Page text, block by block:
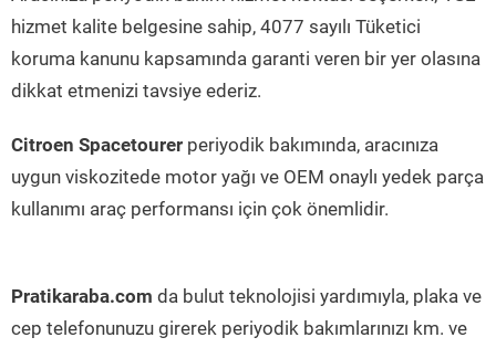
hizmet kalite belgesine sahip, 4077 sayılı Tüketici
koruma kanunu kapsamında garanti veren bir yer olasına
dikkat etmenizi tavsiye ederiz.
Citroen Spacetourer periyodik bakımında, aracınıza
uygun viskozitede motor yağı ve OEM onaylı yedek parça
kullanımı araç performansı için çok önemlidir.
Pratikaraba.com da bulut teknolojisi yardımıyla, plaka ve
cep telefonunuzu girerek periyodik bakımlarınızı km. ve